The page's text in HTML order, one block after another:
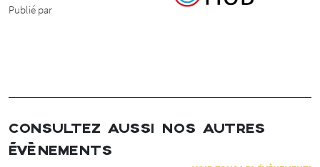
Publié par
CONSULTEZ AUSSI NOS AUTRES
ÉVÈNEMENTS